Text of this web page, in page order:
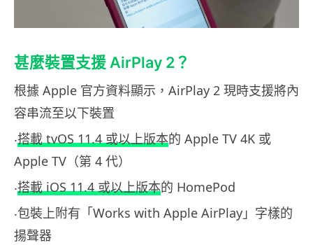
甚麼裝置支援 AirPlay 2？
根據 Apple 官方資料顯示，AirPlay 2 現時支援將內
容串流至以下裝置
‧搭載 tvOS 11.4 或以上版本的 Apple TV 4K 或
Apple TV（第 4 代）
‧搭載 iOS 11.4 或以上版本的 HomePod
‧包裝上附有「Works with Apple AirPlay」字樣的
揚聲器